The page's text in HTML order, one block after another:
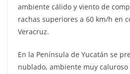
ambiente cálido y viento de
rachas superiores a 60 km/h en
Veracruz.
En la Península de Yucatán se
nublado, ambiente muy